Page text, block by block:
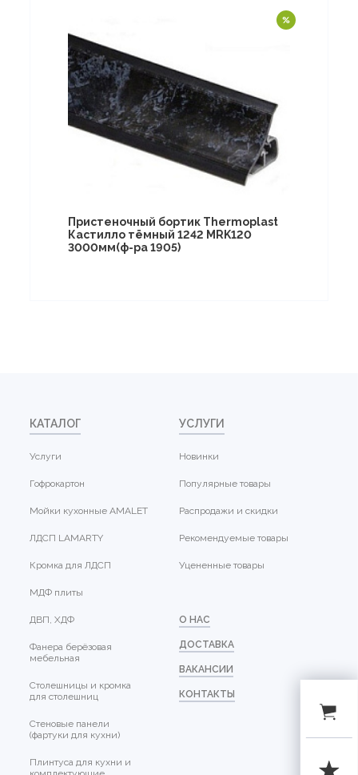
Пристеночный бортик Thermoplast
Кастилло тёмный 1242 MRK120
3000мм(ф-ра 1905)
КАТАЛОГ
Услуги
Гофрокартон
Мойки кухонные AMALET
ЛДСП LAMARTY
Кромка для ЛДСП
МДФ плиты
ДВП, ХДФ
Фанера берёзовая
мебельная
Столешницы и кромка
для столешниц
Стеновые панели
(фартуки для кухни)
Плинтуса для кухни и
УСЛУГИ
Новинки
Популярные товары
Распродажи и скидки
Рекомендуемые товары
Уцененные товары
О НАС
ДОСТАВКА
ВАКАНСИИ
КОНТАКТЫ